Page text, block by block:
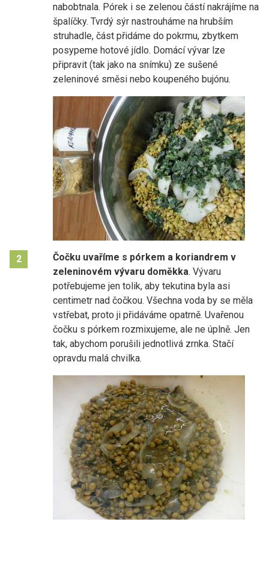
nabobtnala. Pórek i se zelenou částí nakrájíme na
špalíčky. Tvrdý sýr nastrouháme na hrubším
struhadle, část přidáme do pokrmu, zbytkem
posypeme hotové jídlo. Domácí vývar lze
připravit (tak jako na snímku) ze sušené
zeleninové směsi nebo koupeného bujónu.
2
Čočku uvaříme s pórkem a koriandrem v
zeleninovém vývaru doměkka. Vývaru
potřebujeme jen tolik, aby tekutina byla asi
centimetr nad čočkou. Všechna voda by se měla
vstřebat, proto ji přidáváme opatrně. Uvařenou
čočku s pórkem rozmixujeme, ale ne úplně. Jen
tak, abychom porušili jednotlivá zrnka. Stačí
opravdu malá chvilka.